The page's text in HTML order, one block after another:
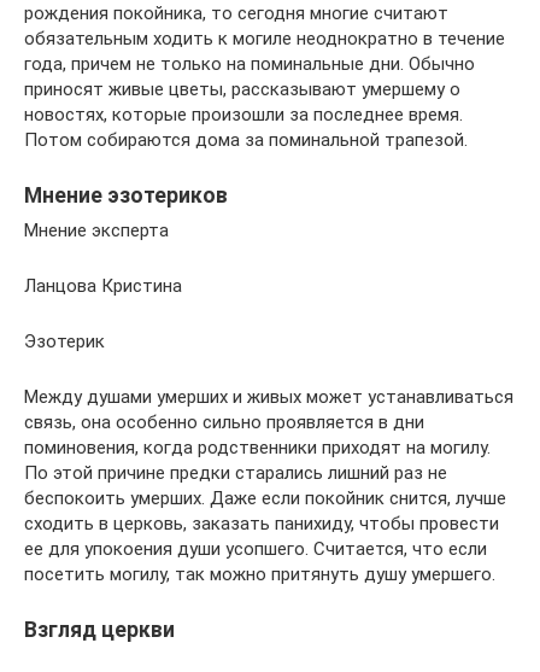
рождения покойника, то сегодня многие считают
обязательным ходить к могиле неоднократно в течение
года, причем не только на поминальные дни. Обычно
приносят живые цветы, рассказывают умершему о
новостях, которые произошли за последнее время.
Потом собираются дома за поминальной трапезой.
Мнение эзотериков
Мнение эксперта
Ланцова Кристина
Эзотерик
Между душами умерших и живых может устанавливаться
связь, она особенно сильно проявляется в дни
поминовения, когда родственники приходят на могилу.
По этой причине предки старались лишний раз не
беспокоить умерших. Даже если покойник снится, лучше
сходить в церковь, заказать панихиду, чтобы провести
ее для упокоения души усопшего. Считается, что если
посетить могилу, так можно притянуть душу умершего.
Взгляд церкви